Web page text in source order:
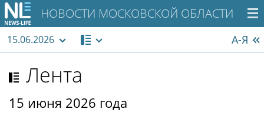
НОВОСТИ МОСКОВСКОЙ ОБЛАСТИ
15.06.2026 А-Я
Лента
15 июня 2026 года